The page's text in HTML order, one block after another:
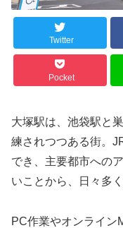
Twitter
Pocket
大塚駅は、池袋駅と
練されつつある街。
でき、主要都市への
いことから、日々多
PC作業やオンライン